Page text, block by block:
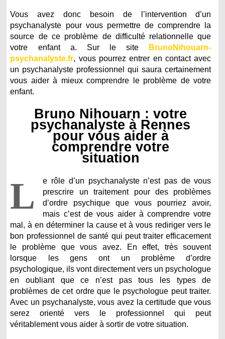
Vous avez donc besoin de l’intervention d’un
psychanalyste pour vous permettre de comprendre la
source de ce problème de difficulté relationnelle que
votre enfant a. Sur le site
BrunoNihouarn-
psychanalyste.fr, vous pourrez entrer en contact avec
un psychanalyste professionnel qui saura certainement
vous aider à mieux comprendre le problème de votre
enfant.
Bruno Nihouarn : votre
psychanalyste à Rennes
pour vous aider à
comprendre votre
situation
L
e rôle d’un psychanalyste n’est pas de vous
prescrire un traitement pour des problèmes
d’ordre psychique que vous pourriez avoir,
mais c’est de vous aider à comprendre votre
mal, à en déterminer la cause et à vous rediriger vers le
bon professionnel de santé qui peut traiter efficacement
le problème que vous avez. En effet, très souvent
lorsque les gens ont un problème d’ordre
psychologique, ils vont directement vers un psychologue
en oubliant que ce n’est pas tous les types de
problèmes de cet ordre que le psychologue peut traiter.
Avec un psychanalyste, vous avez la certitude que vous
serez orienté vers le professionnel qui peut
véritablement vous aider à sortir de votre situation.